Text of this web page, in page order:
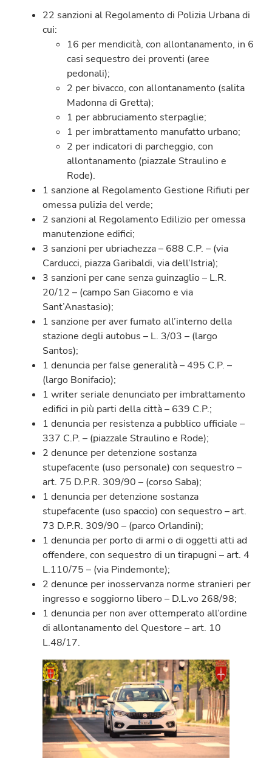
22 sanzioni al Regolamento di Polizia Urbana di
cui:
16 per mendicità, con allontanamento, in 6
casi sequestro dei proventi (aree
pedonali);
2 per bivacco, con allontanamento (salita
Madonna di Gretta);
1 per abbruciamento sterpaglie;
1 per imbrattamento manufatto urbano;
2 per indicatori di parcheggio, con
allontanamento (piazzale Straulino e
Rode).
1 sanzione al Regolamento Gestione Rifiuti per
omessa pulizia del verde;
2 sanzioni al Regolamento Edilizio per omessa
manutenzione edifici;
3 sanzioni per ubriachezza – 688 C.P. – (via
Carducci, piazza Garibaldi, via dell’Istria);
3 sanzioni per cane senza guinzaglio – L.R.
20/12 – (campo San Giacomo e via
Sant’Anastasio);
1 sanzione per aver fumato all’interno della
stazione degli autobus – L. 3/03 – (largo
Santos);
1 denuncia per false generalità – 495 C.P. –
(largo Bonifacio);
1 writer seriale denunciato per imbrattamento
edifici in più parti della città – 639 C.P.;
1 denuncia per resistenza a pubblico ufficiale –
337 C.P. – (piazzale Straulino e Rode);
2 denunce per detenzione sostanza
stupefacente (uso personale) con sequestro –
art. 75 D.P.R. 309/90 – (corso Saba);
1 denuncia per detenzione sostanza
stupefacente (uso spaccio) con sequestro – art.
73 D.P.R. 309/90 – (parco Orlandini);
1 denuncia per porto di armi o di oggetti atti ad
offendere, con sequestro di un tirapugni – art. 4
L.110/75 – (via Pindemonte);
2 denunce per inosservanza norme stranieri per
ingresso e soggiorno libero – D.L.vo 268/98;
1 denuncia per non aver ottemperato all’ordine
di allontanamento del Questore – art. 10
L.48/17.